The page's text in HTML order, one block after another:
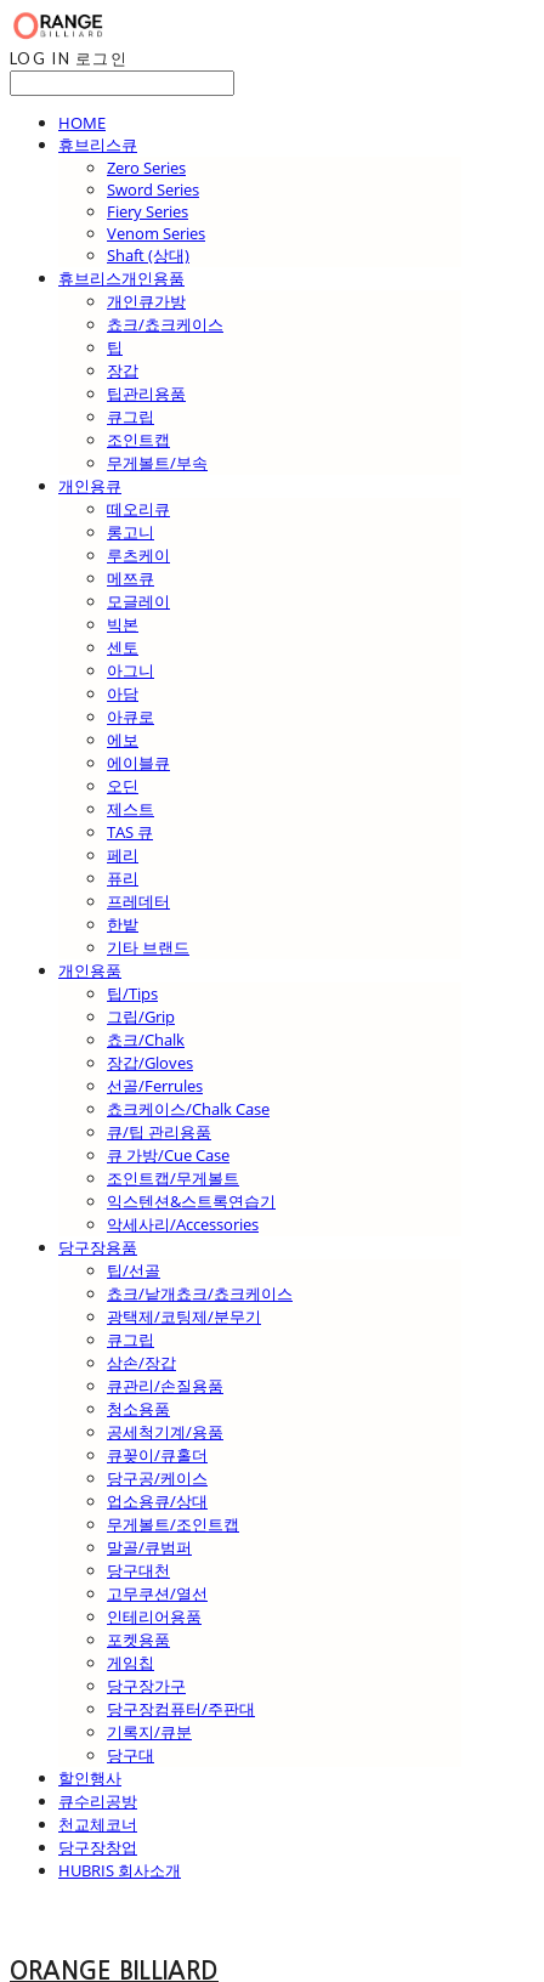
LOG IN 로그인
HOME
휴브리스큐
Zero Series
Sword Series
Fiery Series
Venom Series
Shaft (상대)
휴브리스개인용품
개인큐가방
쵸크/쵸크케이스
팁
장갑
팁관리용품
큐그립
조인트캡
무게볼트/부속
개인용큐
떼오리큐
롱고니
루츠케이
메쯔큐
모글레이
빅본
센토
아그니
아담
아큐로
에보
에이블큐
오딘
제스트
TAS 큐
페리
퓨리
프레데터
한밭
기타 브랜드
개인용품
팁/Tips
그립/Grip
쵸크/Chalk
장갑/Gloves
선골/Ferrules
쵸크케이스/Chalk Case
큐/팁 관리용품
큐 가방/Cue Case
조인트캡/무게볼트
익스텐션&스트록연습기
악세사리/Accessories
당구장용품
팁/선골
쵸크/낱개쵸크/쵸크케이스
광택제/코팅제/분무기
큐그립
삼손/장갑
큐관리/손질용품
청소용품
공세척기계/용품
큐꽂이/큐홀더
당구공/케이스
업소용큐/상대
무게볼트/조인트캡
말골/큐범퍼
당구대천
고무쿠션/열선
인테리어용품
포켓용품
게임칩
당구장가구
당구장컴퓨터/주판대
기록지/큐분
당구대
할인행사
큐수리공방
천교체코너
당구장창업
HUBRIS 회사소개
ORANGE BILLIARD